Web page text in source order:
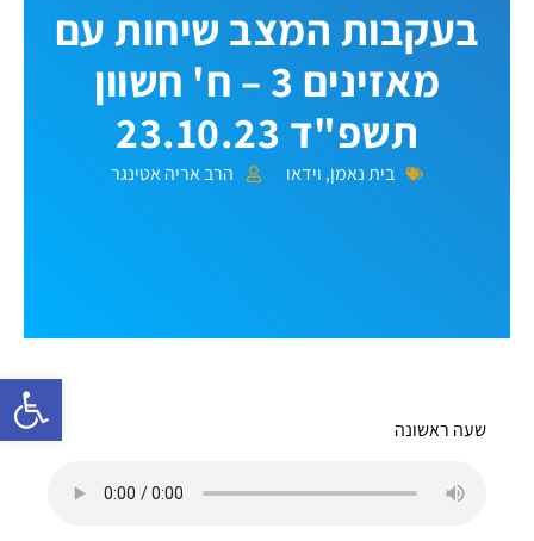
פתח
בעקבות המצב שיחות עם
מאזינים 3 – ח' חשוון
תשפ"ד 23.10.23
בית נאמן, וידאו הרב אריה אטינגר
שעה ראשונה